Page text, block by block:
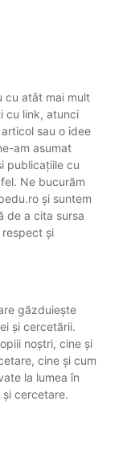
cu atât mai mult
cu link, atunci
sau o idee
am asumat
publicațiile cu
Ne bucurăm
și suntem
de a cita sursa
și
găzduiește
și cercetării.
noștri, cine și
cine și cum
la lumea în
cercetare.